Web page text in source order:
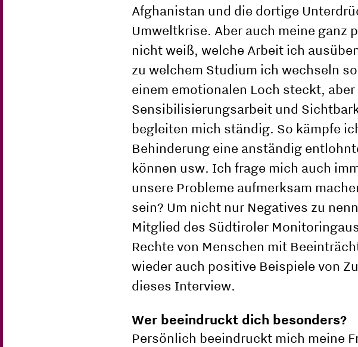
Afghanistan und die dortige
Umweltkrise. Aber auch meine ganz
nicht weiß, welche Arbeit ich
zu welchem Studium ich wechseln
einem emotionalen Loch steckt,
Sensibilisierungsarbeit und
begleiten mich ständig. So kämpfe
Behinderung eine anständig
können usw. Ich frage mich auch
unsere Probleme aufmerksam
sein? Um nicht nur Negatives zu
Mitglied des Südtiroler
Rechte von Menschen mit
wieder auch positive Beispiele von
dieses Interview.
Wer beeindruckt dich besonders?
Persönlich beeindruckt mich meine